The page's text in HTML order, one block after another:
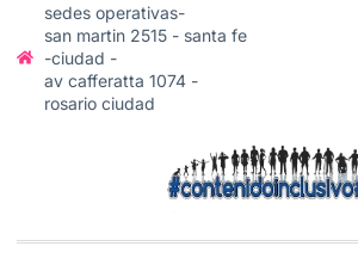
sedes operativas-
san martin 2515 - santa fe
-ciudad -
av cafferatta 1074 -
rosario ciudad